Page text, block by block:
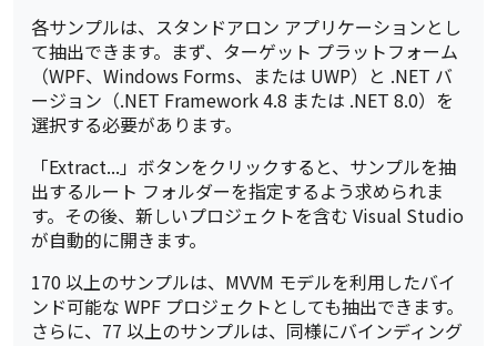
各サンプルは、スタンドアロン アプリケーションとし
て抽出できます。まず、ターゲット プラットフォーム
（WPF、Windows Forms、または UWP）と .NET バ
ージョン（.NET Framework 4.8 または .NET 8.0）を
選択する必要があります。
「Extract...」ボタンをクリックすると、サンプルを抽
出するルート フォルダーを指定するよう求められま
す。その後、新しいプロジェクトを含む Visual Studio
が自動的に開きます。
170 以上のサンプルは、MVVM モデルを利用したバイ
ンド可能な WPF プロジェクトとしても抽出できます。
さらに、77 以上のサンプルは、同様にバインディング